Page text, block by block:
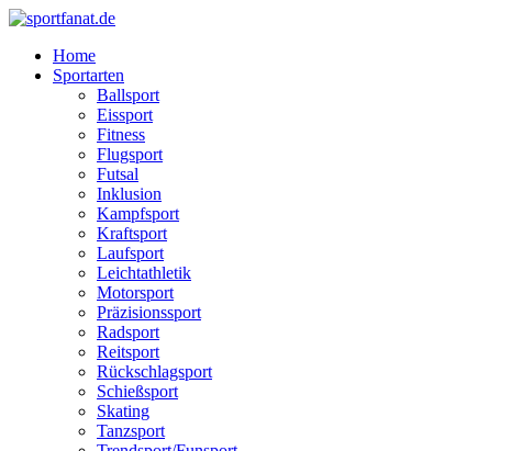
Zum
wechselnHome
Sportarten
Ballsport
Eissport
Fitness
Flugsport
Futsal
Inklusion
Kampfsport
Kraftsport
Laufsport
Leichtathletik
Motorsport
Präzisionssport
Radsport
Reitsport
Rückschlagsport
Schießsport
Skating
Tanzsport